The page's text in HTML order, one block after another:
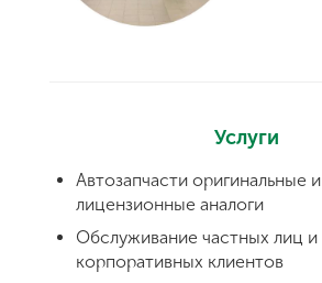
Услуги
Автозапчасти оригинальные и
лицензионные аналоги
Обслуживание частных лиц и
корпоративных клиентов